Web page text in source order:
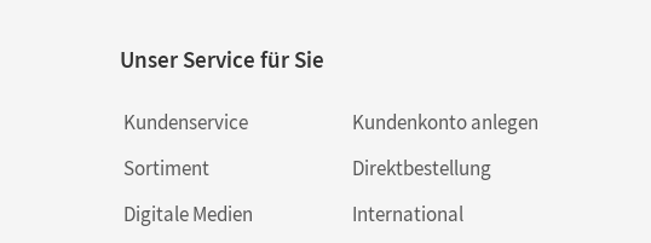
Unser Service für Sie
Kundenservice
Sortiment
Digitale Medien
Kundenkonto anlegen
Direktbestellung
International